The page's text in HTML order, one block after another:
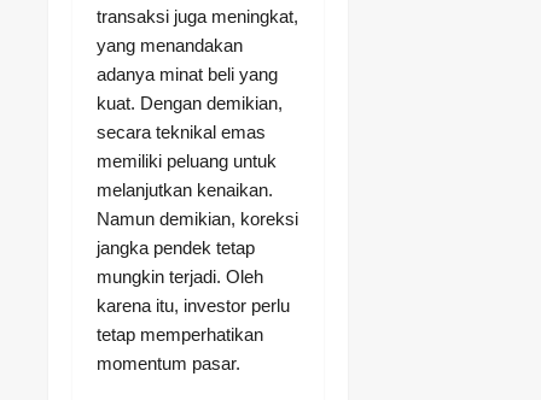
transaksi juga meningkat,
yang menandakan
adanya minat beli yang
kuat. Dengan demikian,
secara teknikal emas
memiliki peluang untuk
melanjutkan kenaikan.
Namun demikian, koreksi
jangka pendek tetap
mungkin terjadi. Oleh
karena itu, investor perlu
tetap memperhatikan
momentum pasar.